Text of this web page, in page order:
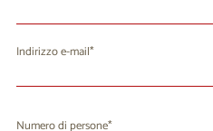
Indirizzo e-mail
Numero di persone